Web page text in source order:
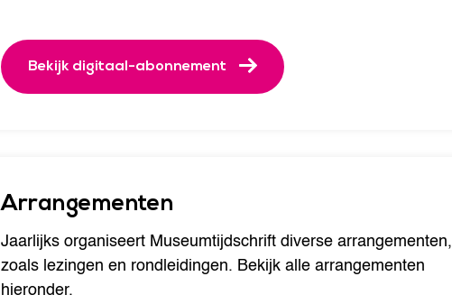
Bekijk digitaal-abonnement
Arrangementen
Jaarlijks organiseert Museumtijdschrift diverse arrangementen,
zoals lezingen en rondleidingen. Bekijk alle arrangementen
hieronder.